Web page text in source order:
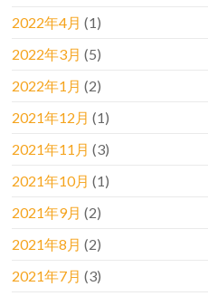
2022年4月 (1)
2022年3月 (5)
2022年1月 (2)
2021年12月 (1)
2021年11月 (3)
2021年10月 (1)
2021年9月 (2)
2021年8月 (2)
2021年7月 (3)